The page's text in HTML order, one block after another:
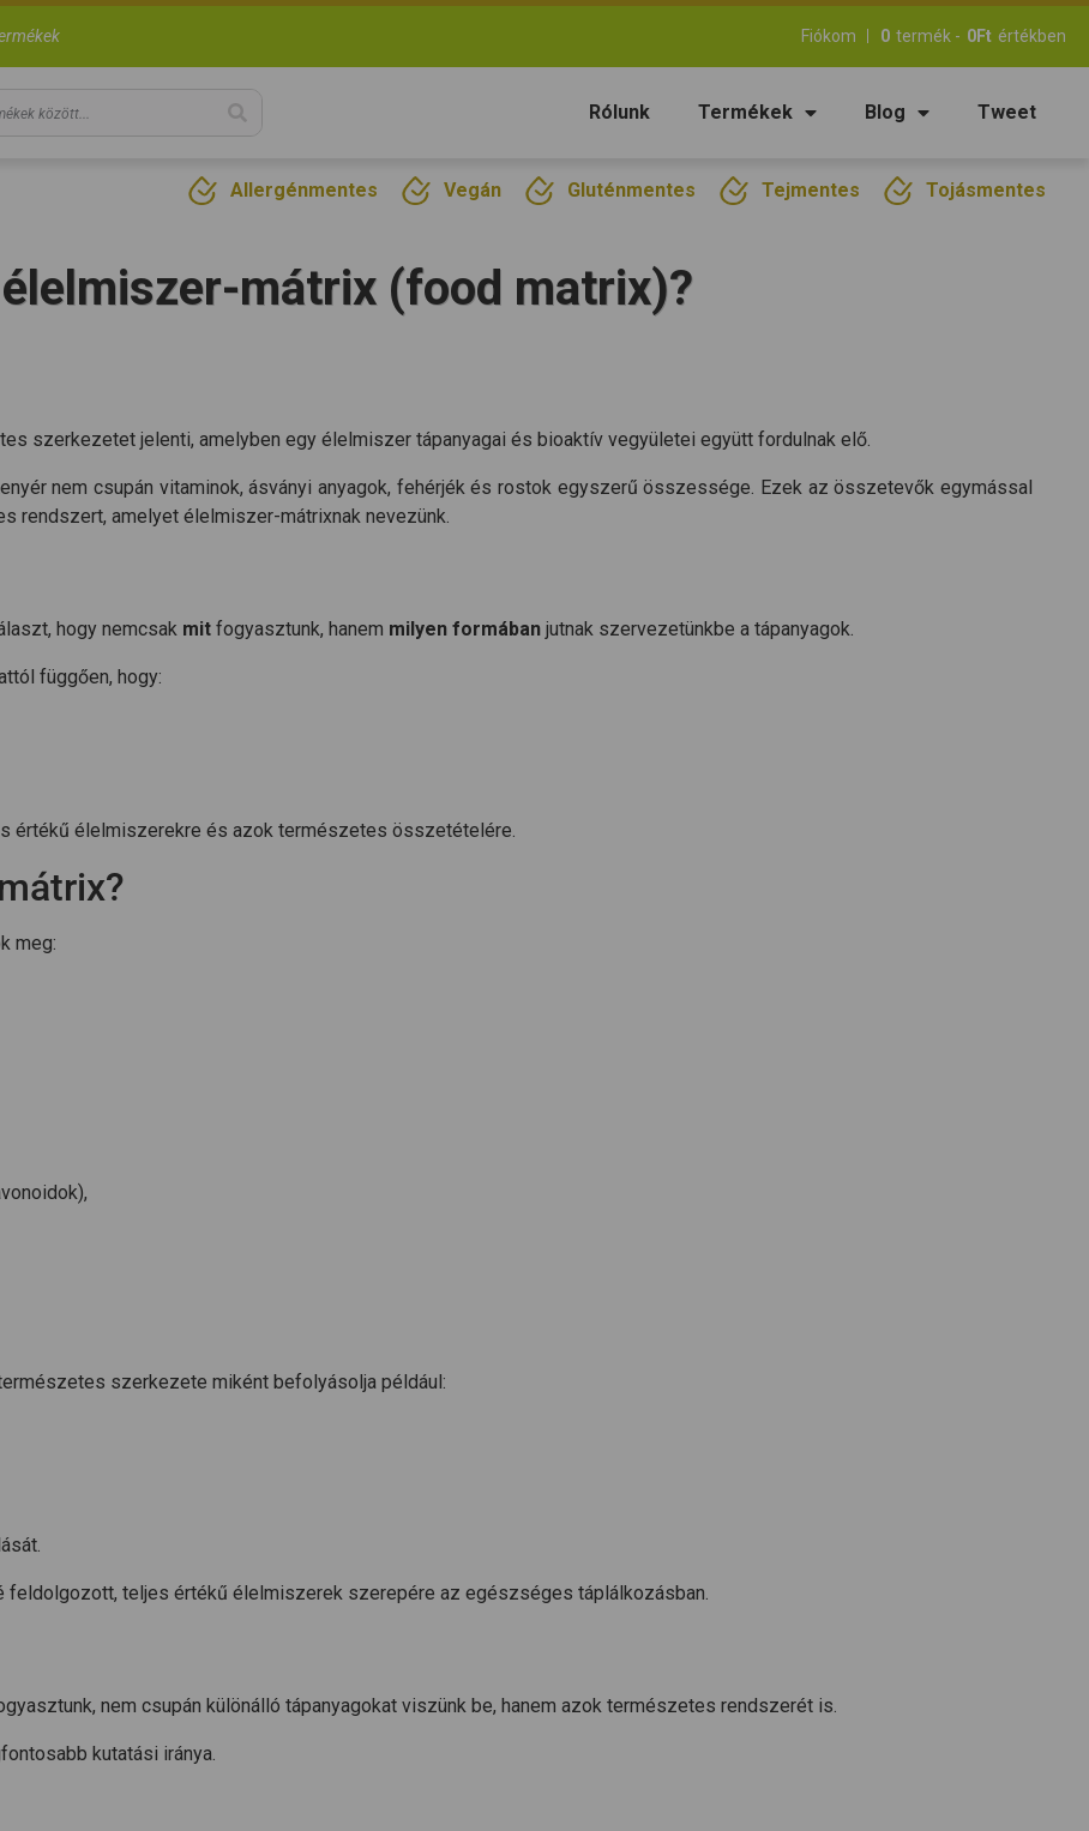
Fiókom 0 termék - 0Ft értékben
Rólunk Termékek Blog Tweet
Allergénmentes Vegán Gluténmentes Tejmentes Tojásmentes
mátrix (food matrix)?
szerkezetet jelenti, amelyben egy élelmiszer tápanyagai és bioaktív vegyületei együtt fordulnak elő.
nem csupán vitaminok, ásványi anyagok, fehérjék és rostok egyszerű összessége. Ezek az összetevők egymással
rendszert, amelyet élelmiszer-mátrixnak nevezünk.
hogy nemcsak mit fogyasztunk, hanem milyen formában jutnak szervezetünkbe a tápanyagok.
függően, hogy:
értékű élelmiszerekre és azok természetes összetételére.
meg:
szerkezete miként befolyásolja például:
feldolgozott, teljes értékű élelmiszerek szerepére az egészséges táplálkozásban.
nem csupán különálló tápanyagokat viszünk be, hanem azok természetes rendszerét is.
kutatási iránya.